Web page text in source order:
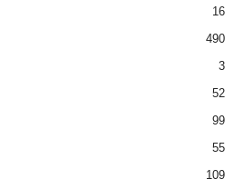
16
490
3
52
99
55
109